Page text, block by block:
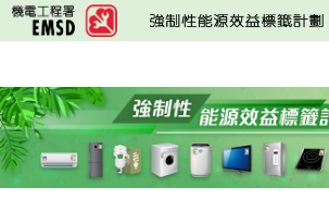
跳
至
要
內
容